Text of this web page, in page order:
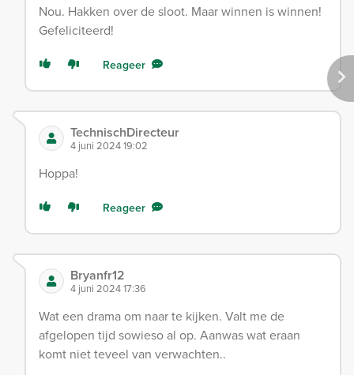
Nou. Hakken over de sloot. Maar winnen is winnen!
Gefeliciteerd!
Reageer
TechnischDirecteur
4 juni 2024 19:02
Hoppa!
Reageer
Bryanfr12
4 juni 2024 17:36
Wat een drama om naar te kijken. Valt me de
afgelopen tijd sowieso al op. Aanwas wat eraan
komt niet teveel van verwachten..